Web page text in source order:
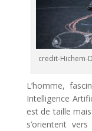
credit-Hichem-
L’homme,
Intelligence
est de taille
s’orientent